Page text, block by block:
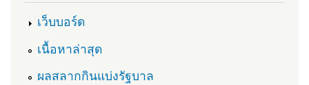
เว็บบอร์ด
เนื้อหาล่าสุด
ผลสลากกินแบ่งรัฐบาล